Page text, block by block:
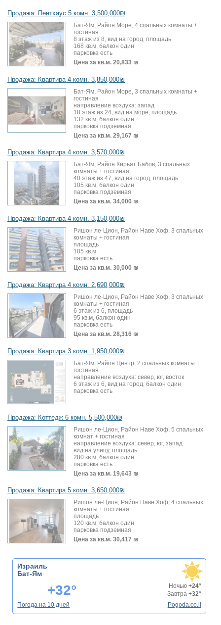
Продажа: Пентхаус 5 комн. 3,500,000₪
Бат-Ям, Район Море, 4 спальных комнаты +
гостиная
8 этаж из 8, вид на город, площадь
168 кв.м, балкон один
парковка есть
Цена за кв.м. 20,833 ₪
Продажа: Квартира 4 комн. 3,850,000₪
Бат-Ям, Район Море, 3 спальных комнаты +
гостиная
направление воздуха: запад
18 этаж из 24, вид на море, площадь
132 кв.м, балкон один
парковка подземная
Цена за кв.м. 29,167 ₪
Продажа: Квартира 4 комн. 3,570,000₪
Бат-Ям, Район Кирьят Бабов, 3 спальных
комнаты + гостиная
40 этаж из 47, вид на город, площадь
105 кв.м, балкон один
парковка подземная
Цена за кв.м. 34,000 ₪
Продажа: Квартира 4 комн. 3,150,000₪
Ришон ле-Цион, Район Наве Хоф, 3 спальных
комнаты + гостиная
площадь
105 кв.м
парковка есть
Цена за кв.м. 30,000 ₪
Продажа: Квартира 4 комн. 2,690,000₪
Ришон ле-Цион, Район Наве Хоф, 3 спальных
комнаты + гостиная
6 этаж из 6, площадь
95 кв.м, балкон один
парковка есть
Цена за кв.м. 28,316 ₪
Продажа: Квартира 3 комн. 1,950,000₪
Бат-Ям, Район Центр, 2 спальных комнаты +
гостиная
направление воздуха: север, юг, восток
6 этаж из 6, вид на город, балкон один
парковка есть
Продажа: Коттедж 6 комн. 5,500,000₪
Ришон ле-Цион, Район Наве Хоф, 5 спальных
комнат + гостиная
направление воздуха: север, юг, запад
вид на улицу, площадь
280 кв.м, балкон один
парковка есть
Цена за кв.м. 19,643 ₪
Продажа: Квартира 5 комн. 3,650,000₪
Ришон ле-Цион, Район Наве Хоф, 4 спальных
комнаты + гостиная
площадь
120 кв.м, балкон один
парковка подземная
Цена за кв.м. 30,417 ₪
Израиль
Бат-Ям
+32° Ночью +24°
Завтра +32°
Погода на 10 дней
Pogoda.co.il